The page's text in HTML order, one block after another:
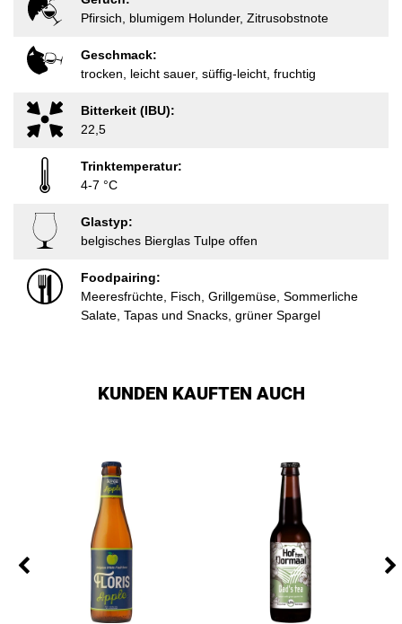
Pfirsich, blumigem Holunder, Zitrusobstnote
Geschmack:
trocken, leicht sauer, süffig-leicht, fruchtig
Bitterkeit (IBU):
22,5
Trinktemperatur:
4-7 °C
Glastyp:
belgisches Bierglas Tulpe offen
Foodpairing:
Meeresfrüchte, Fisch, Grillgemüse, Sommerliche
Salate, Tapas und Snacks, grüner Spargel
KUNDEN KAUFTEN AUCH